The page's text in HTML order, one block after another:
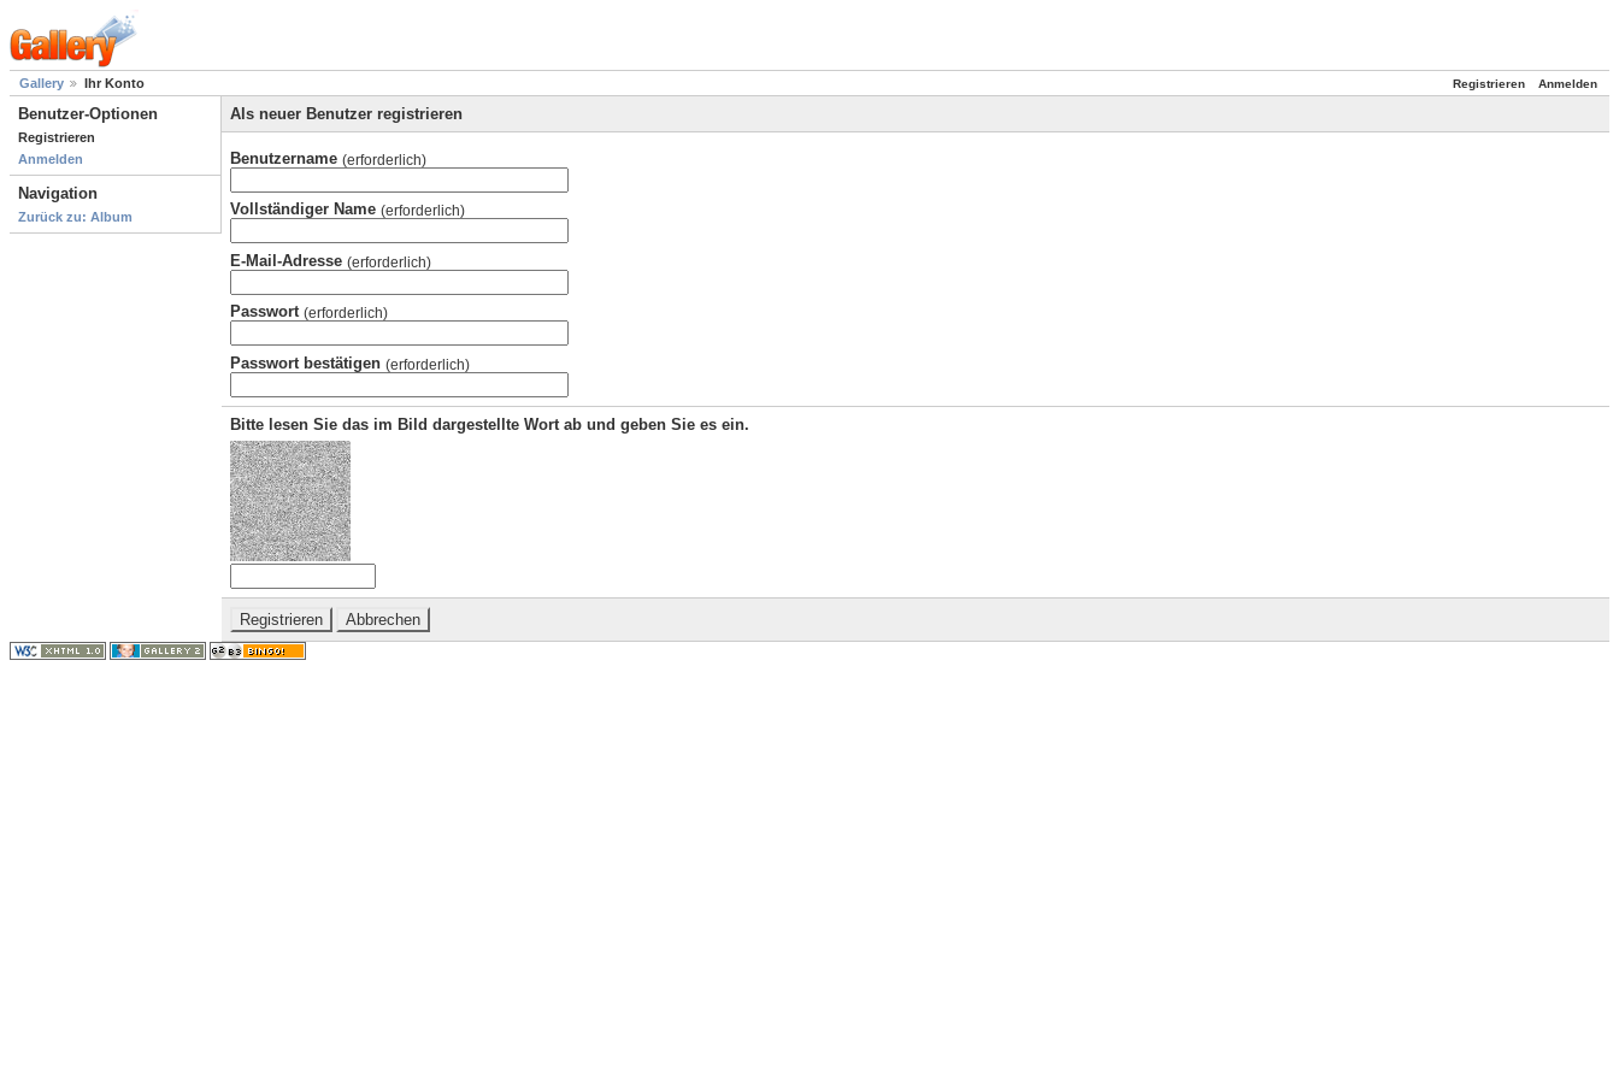
Registrieren Anmelden
Gallery Ihr Konto
Benutzer-Optionen
Registrieren
Anmelden
Navigation
Zurück zu: Album
Als neuer Benutzer registrieren
Benutzername (erforderlich)
Vollständiger Name (erforderlich)
E-Mail-Adresse (erforderlich)
Passwort (erforderlich)
Passwort bestätigen (erforderlich)
Bitte lesen Sie das im Bild dargestellte Wort ab und geben Sie es ein.